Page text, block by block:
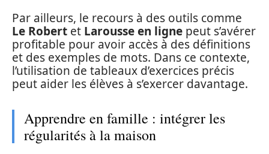
Par ailleurs, le recours à des outils comme
Le Robert et Larousse en ligne peut s’avérer
profitable pour avoir accès à des définitions
et des exemples de mots. Dans ce contexte,
l’utilisation de tableaux d’exercices précis
peut aider les élèves à s’exercer davantage.
Apprendre en famille : intégrer les
régularités à la maison